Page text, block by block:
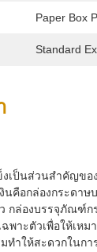
Paper Box
Standard
ป็นส่วนสำคัญขอ
งินคือกล่องกระด
ว กล่องบรรจุภัณ
พาะตัวเพื่อให้เห
ทำให้สะดวกในก